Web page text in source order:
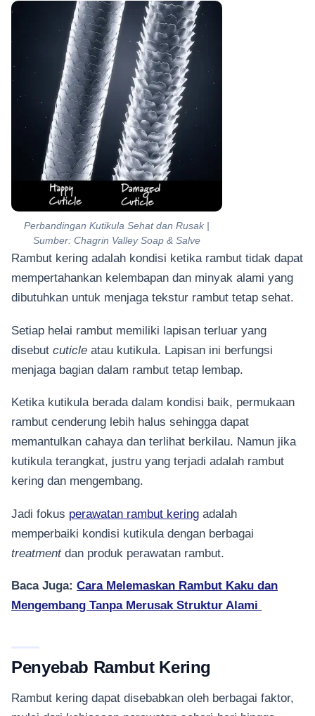
Perbandingan Kutikula Sehat dan Rusak |
Sumber: Chagrin Valley Soap & Salve
Rambut kering adalah kondisi ketika rambut tidak dapat
mempertahankan kelembapan dan minyak alami yang
dibutuhkan untuk menjaga tekstur rambut tetap sehat.
Setiap helai rambut memiliki lapisan terluar yang
disebut cuticle atau kutikula. Lapisan ini berfungsi
menjaga bagian dalam rambut tetap lembap.
Ketika kutikula berada dalam kondisi baik, permukaan
rambut cenderung lebih halus sehingga dapat
memantulkan cahaya dan terlihat berkilau. Namun jika
kutikula terangkat, justru yang terjadi adalah rambut
kering dan mengembang.
Jadi fokus perawatan rambut kering adalah
memperbaiki kondisi kutikula dengan berbagai
treatment dan produk perawatan rambut.
Baca Juga: Cara Melemaskan Rambut Kaku dan
Mengembang Tanpa Merusak Struktur Alami
Penyebab Rambut Kering
Rambut kering dapat disebabkan oleh berbagai faktor,